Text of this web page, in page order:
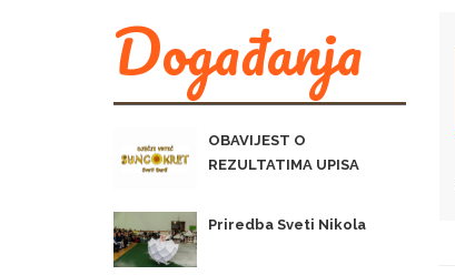
Događanja
OBAVIJEST O
REZULTATIMA UPISA
Priredba Sveti Nikola